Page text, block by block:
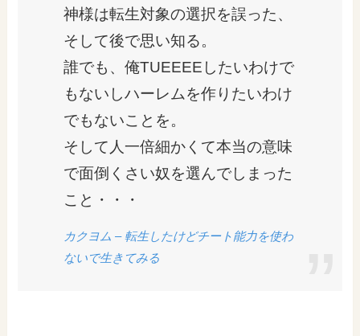
神様は転生対象の選択を誤った、
そして後で思い知る。
誰でも、俺TUEEEEしたいわけで
もないしハーレムを作りたいわけ
でもないことを。
そして人一倍細かくて本当の意味
で面倒くさい奴を選んでしまった
こと・・・
カクヨム – 転生したけどチート能力を使わ
ないで生きてみる